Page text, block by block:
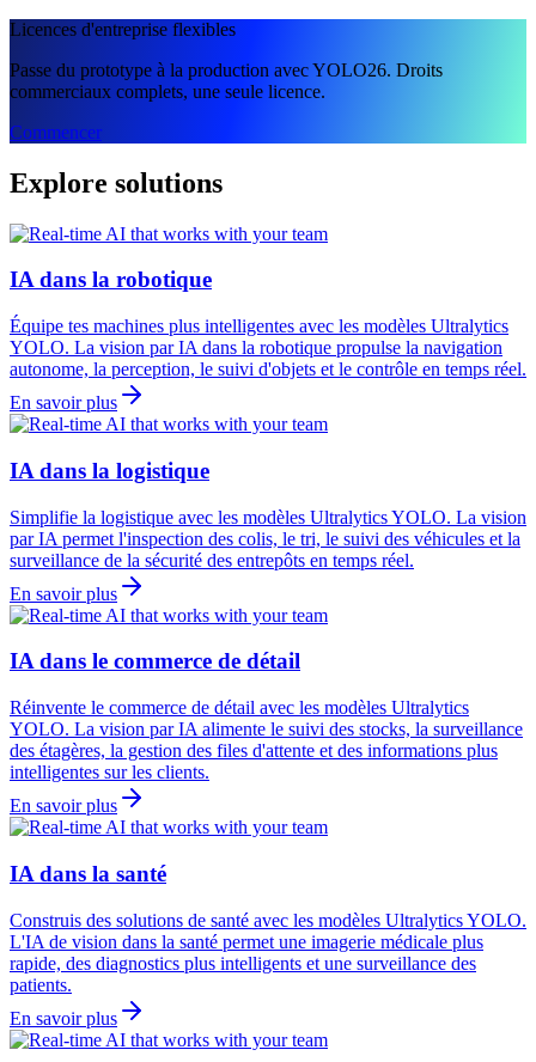
Licences d'entreprise flexibles
Passe du prototype à la production avec YOLO26. Droits
commerciaux complets, une seule licence.
Commencer
Explore solutions
IA dans la robotique
Équipe tes machines plus intelligentes avec les modèles Ultralytics
YOLO. La vision par IA dans la robotique propulse la navigation
autonome, la perception, le suivi d'objets et le contrôle en temps réel.
En savoir plus
IA dans la logistique
Simplifie la logistique avec les modèles Ultralytics YOLO. La vision
par IA permet l'inspection des colis, le tri, le suivi des véhicules et la
surveillance de la sécurité des entrepôts en temps réel.
En savoir plus
IA dans le commerce de détail
Réinvente le commerce de détail avec les modèles Ultralytics
YOLO. La vision par IA alimente le suivi des stocks, la surveillance
des étagères, la gestion des files d'attente et des informations plus
intelligentes sur les clients.
En savoir plus
IA dans la santé
Construis des solutions de santé avec les modèles Ultralytics YOLO.
L'IA de vision dans la santé permet une imagerie médicale plus
rapide, des diagnostics plus intelligents et une surveillance des
patients.
En savoir plus